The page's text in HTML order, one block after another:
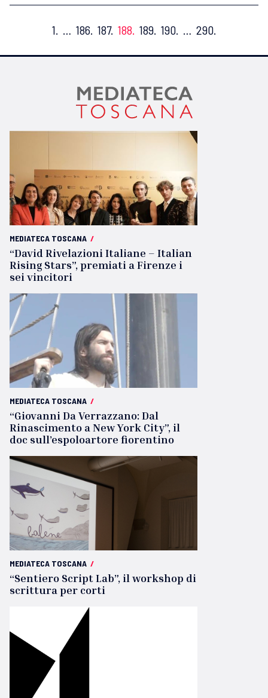
1. … 186. 187. 188. 189. 190. … 290.
MEDIATECA TOSCANA /
“David Rivelazioni Italiane – Italian
Rising Stars”, premiati a Firenze i
sei vincitori
MEDIATECA TOSCANA /
“Giovanni Da Verrazzano: Dal
Rinascimento a New York City”, il
doc sull’espoloartore fiorentino
MEDIATECA TOSCANA /
“Sentiero Script Lab”, il workshop di
scrittura per corti